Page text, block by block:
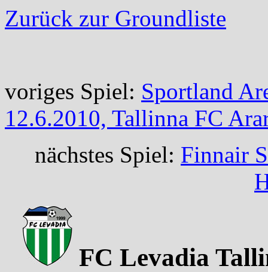
Zurück zur Groundliste
voriges Spiel: Sportland
12.6.2010, Tallinna FC
nächstes Spiel: Finnair
FC Levadia